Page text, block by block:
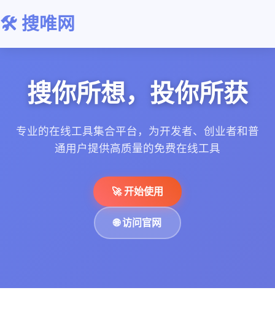
🛠️ 搜唯网
搜你所想，投你所获
专业的在线工具集合平台，为开发者、创业者和普
通用户提供高质量的免费在线工具
🚀 开始使用
🌐 访问官网